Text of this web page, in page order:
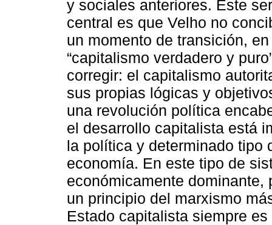
y sociales anteriores. Este
central es que Velho no
un momento de transición,
“capitalismo verdadero y
corregir: el capitalismo
sus propias lógicas y
una revolución política
el desarrollo capitalista está
la política y determinado tipo
economía. En este tipo de
económicamente
un principio del marxismo
Estado capitalista siempre